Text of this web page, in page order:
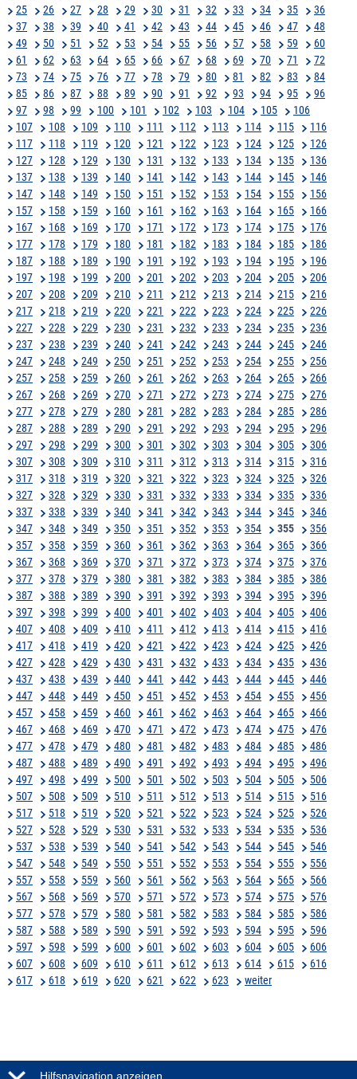
25
26 27 28 29 30 31 32 33 34 35
36
37
38 39 40 41 42 43 44 45 46 47
48
49
50 51 52 53 54 55 56 57 58 59
60
61
62 63 64 65 66 67 68 69 70 71
72
73
74 75 76 77 78 79 80 81 82 83
84
85
86 87 88 89 90 91 92 93 94 95
96
97
98 99 100 101 102 103 104 105
106
107
108 109 110 111 112 113 114 115
116
117
118 119 120 121 122 123 124 125
126
127
128 129 130 131 132 133 134 135
136
137
138 139 140 141 142 143 144 145
146
147
148 149 150 151 152 153 154 155
156
157
158 159 160 161 162 163 164 165
166
167
168 169 170 171 172 173 174 175
176
177
178 179 180 181 182 183 184 185
186
187
188 189 190 191 192 193 194 195
196
197
198 199 200 201 202 203 204 205
206
207
208 209 210 211 212 213 214 215
216
217
218 219 220 221 222 223 224 225
226
227
228 229 230 231 232 233 234 235
236
237
238 239 240 241 242 243 244 245
246
247
248 249 250 251 252 253 254 255
256
257
258 259 260 261 262 263 264 265
266
267
268 269 270 271 272 273 274 275
276
277
278 279 280 281 282 283 284 285
286
287
288 289 290 291 292 293 294 295
296
297
298 299 300 301 302 303 304 305
306
307
308 309 310 311 312 313 314 315
316
317
318 319 320 321 322 323 324 325
326
327
328 329 330 331 332 333 334 335
336
337
338 339 340 341 342 343 344 345
346
347
348 349 350 351 352 353 354 355
356
357
358 359 360 361 362 363 364 365
366
367
368 369 370 371 372 373 374 375
376
377
378 379 380 381 382 383 384 385
386
387
388 389 390 391 392 393 394 395
396
397
398 399 400 401 402 403 404 405
406
407
408 409 410 411 412 413 414 415
416
417
418 419 420 421 422 423 424 425
426
427
428 429 430 431 432 433 434 435
436
437
438 439 440 441 442 443 444 445
446
447
448 449 450 451 452 453 454 455
456
457
458 459 460 461 462 463 464 465
466
467
468 469 470 471 472 473 474 475
476
477
478 479 480 481 482 483 484 485
486
487
488 489 490 491 492 493 494 495
496
497
498 499 500 501 502 503 504 505
506
507
508 509 510 511 512 513 514 515
516
517
518 519 520 521 522 523 524 525
526
527
528 529 530 531 532 533 534 535
536
537
538 539 540 541 542 543 544 545
546
547
548 549 550 551 552 553 554 555
556
557
558 559 560 561 562 563 564 565
566
567
568 569 570 571 572 573 574 575
576
577
578 579 580 581 582 583 584 585
586
587
588 589 590 591 592 593 594 595
596
597
598 599 600 601 602 603 604 605
606
607
608 609 610 611 612 613 614 615
616
617
618 619 620 621 622 623 weiter
Hilfsnavigation anzeigen